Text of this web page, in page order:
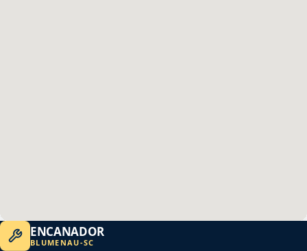
ENCANADOR
BLUMENAU-SC